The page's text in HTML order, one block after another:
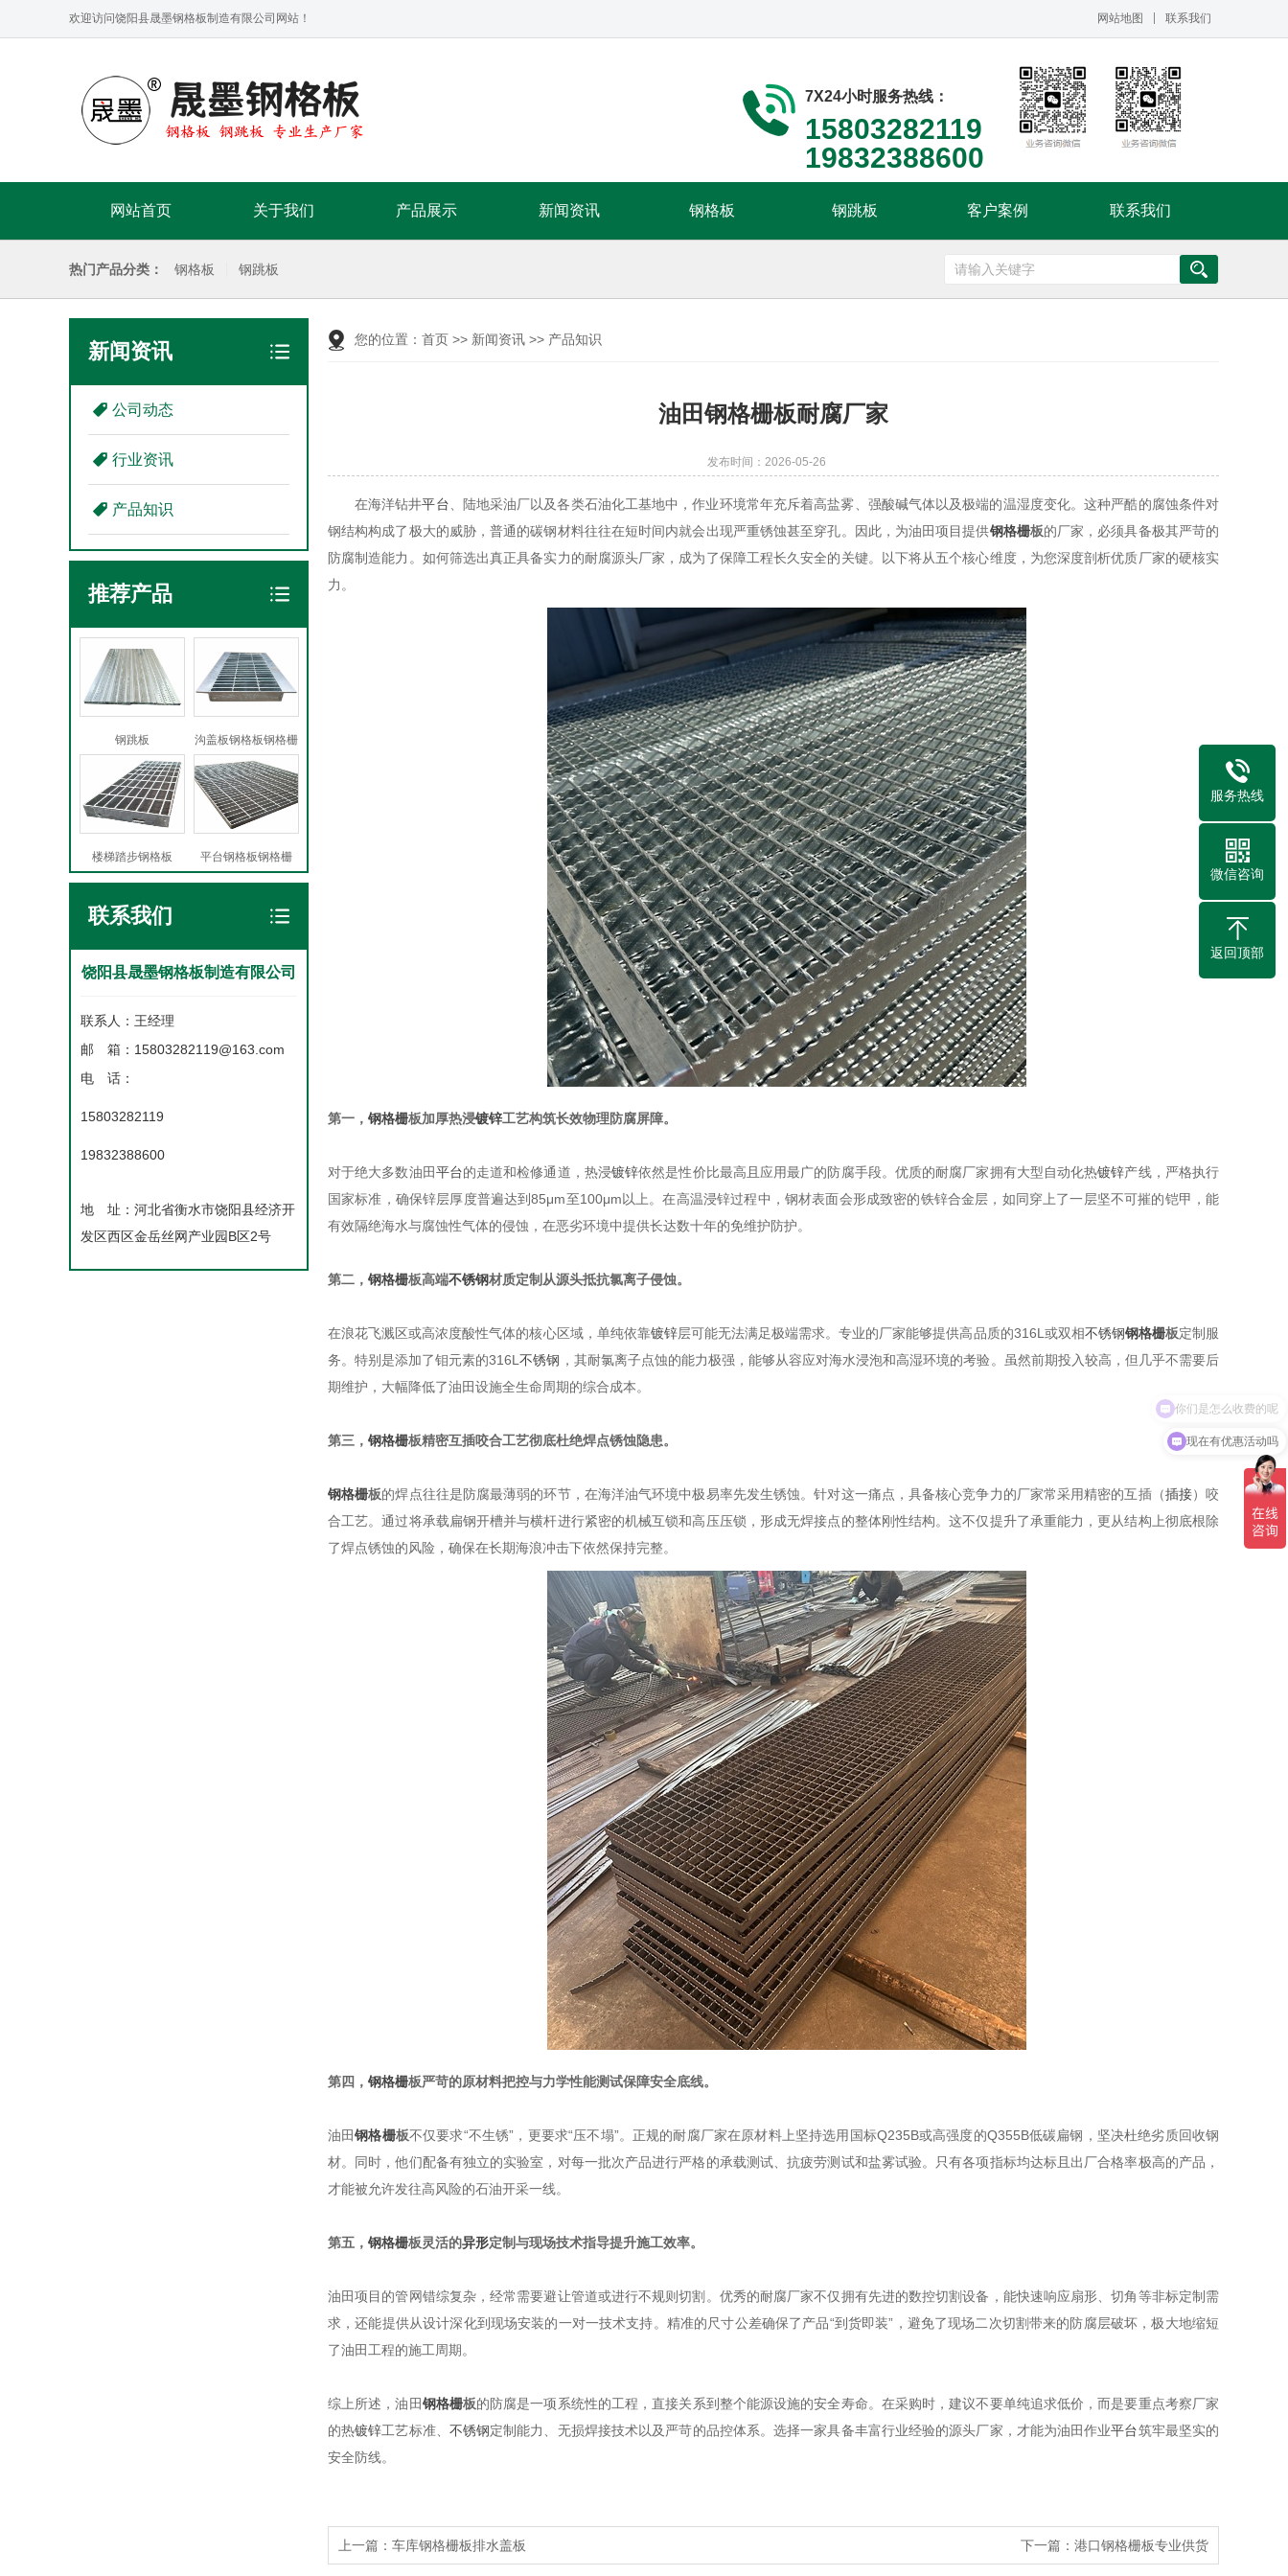
欢迎访问饶阳县晟墨钢格板制造有限公司网站！ 网站地图 联系我们
7X24小时服务热线：
15803282119
19832388600
网站首页 关于我们 产品展示 新闻资讯 钢格板 钢跳板 客户案例 联系我们
热门产品分类： 钢格板 钢跳板
新闻资讯
公司动态
行业资讯
产品知识
推荐产品
钢跳板 沟盖板钢格板钢格栅
楼梯踏步钢格板 平台钢格板钢格栅
联系我们
饶阳县晟墨钢格板制造有限公司
联系人：王经理
邮 箱：15803282119@163.com
电 话：
15803282119
19832388600
地 址：河北省衡水市饶阳县经济开
发区西区金岳丝网产业园B区2号
您的位置： 首页 >> 新闻资讯 >> 产品知识
油田钢格栅板耐腐厂家
发布时间：2026-05-26
在海洋钻井平台 、陆地采油厂以及各类石油化工基地中，作业环境常年充斥着高盐雾、强酸碱气体以及极端的温湿度变化。这种严酷的腐蚀条件对
钢结构构成了极大的威胁，普通的碳钢材料往往在短时间内就会出现严重锈蚀甚至穿孔。因此，为油田项目提供钢格栅板的厂家，必须具备极其严苛的
防腐制造能力。如何筛选出真正具备实力的耐腐源头厂家，成为了保障工程长久安全的关键。以下将从五个核心维度，为您深度剖析优质厂家的硬核实
力。
第一， 钢格栅板加厚热浸镀锌工艺构筑长效物理防腐屏障。
对于绝大多数油田平台的走道和检修通道，热浸镀锌依然是性价比最高且应用最广的防腐手段。优质的耐腐厂家拥有大型自动化热镀锌产线，严格执行
国家标准，确保锌层厚度普遍达到85μm至100μm以上。在高温浸锌过程中，钢材表面会形成致密的铁锌合金层，如同穿上了一层坚不可摧的铠甲，能
有效隔绝海水与腐蚀性气体的侵蚀，在恶劣环境中提供长达数十年的免维护防护。
第二， 钢格栅板高端不锈钢材质定制从源头抵抗氯离子侵蚀。
在浪花飞溅区或高浓度酸性气体的核心区域，单纯依靠镀锌层可能无法满足极端需求。专业的厂家能够提供高品质的316L或双相不锈钢钢格栅板定制服
务。特别是添加了钼元素的316L不锈钢 ，其耐氯离子点蚀的能力极强，能够从容应对海水浸泡和高湿环境的考验。虽然前期投入较高，但几乎不需要后
期维护，大幅降低了油田设施全生命周期的综合成本。
第三， 钢格栅板精密互插咬合工艺彻底杜绝焊点锈蚀隐患。
钢格栅板的焊点往往是防腐最薄弱的环节，在海洋油气环境中极易率先发生锈蚀。针对这一痛点，具备核心竞争力的厂家常采用精密的互插（插接）咬
合工艺。通过将承载扁钢开槽并与横杆进行紧密的机械互锁和高压压锁，形成无焊接点的整体刚性结构。这不仅提升了承重能力，更从结构上彻底根除
了焊点锈蚀的风险，确保在长期海浪冲击下依然保持完整。
第四， 钢格栅板严苛的原材料把控与力学性能测试保障安全底线。
油田钢格栅板不仅要求“不生锈”，更要求“压不塌”。正规的耐腐厂家在原材料上坚持选用国标Q235B或高强度的Q355B低碳扁钢，坚决杜绝劣质回收钢
材。同时，他们配备有独立的实验室，对每一批次产品进行严格的承载测试、抗疲劳测试和盐雾试验。只有各项指标均达标且出厂合格率极高的产品，
才能被允许发往高风险的石油开采一线。
第五， 钢格栅板灵活的异形定制与现场技术指导提升施工效率。
油田项目的管网错综复杂，经常需要避让管道或进行不规则切割。优秀的耐腐厂家不仅拥有先进的数控切割设备，能快速响应扇形、切角等非标定制需
求，还能提供从设计深化到现场安装的一对一技术支持。精准的尺寸公差确保了产品“到货即装”，避免了现场二次切割带来的防腐层破坏，极大地缩短
了油田工程的施工周期。
综上所述，油田钢格栅板的防腐是一项系统性的工程，直接关系到整个能源设施的安全寿命。在采购时，建议不要单纯追求低价，而是要重点考察厂家
的热镀锌工艺标准、 不锈钢定制能力、无损焊接技术以及严苛的品控体系。选择一家具备丰富行业经验的源头厂家，才能为油田作业平台筑牢最坚实的
安全防线。
上一篇： 车库钢格栅板排水盖板 下一篇： 港口钢格栅板专业供货
服务热线
微信咨询
返回顶部
现在有优惠活动吗